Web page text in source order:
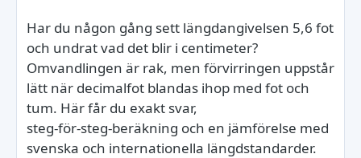
Har du någon gång sett längdangivelsen 5,6 fot
och undrat vad det blir i centimeter?
Omvandlingen är rak, men förvirringen uppstår
lätt när decimalfot blandas ihop med fot och
tum. Här får du exakt svar,
steg‑för‑steg‑beräkning och en jämförelse med
svenska och internationella längdstandarder.